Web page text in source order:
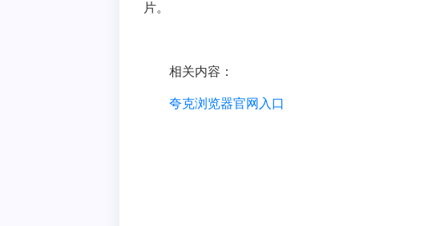
片。
相关内容：
夸克浏览器官网入口